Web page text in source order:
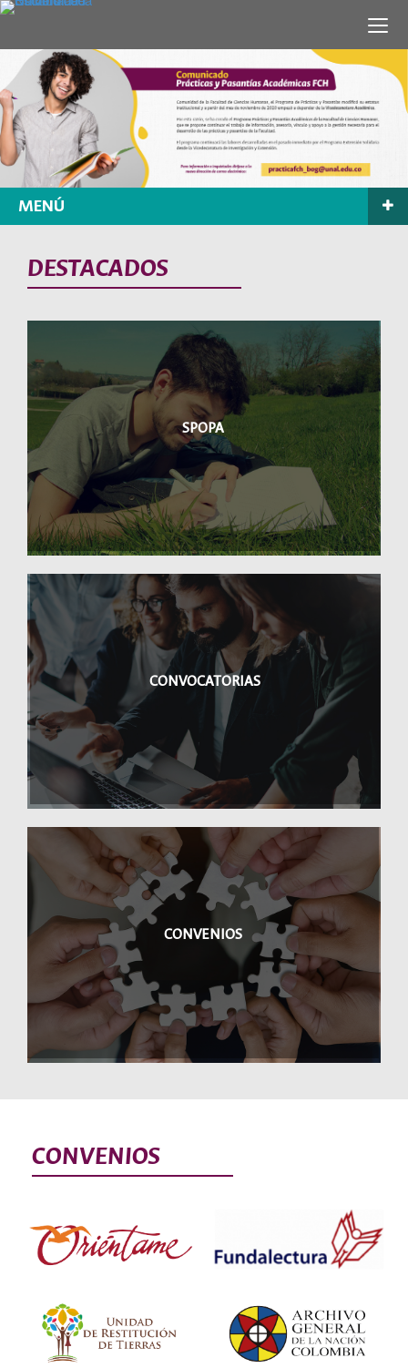
MENÚ
DESTACADOS
SPOPA
CONVOCATORIAS
CONVENIOS
CONVENIOS